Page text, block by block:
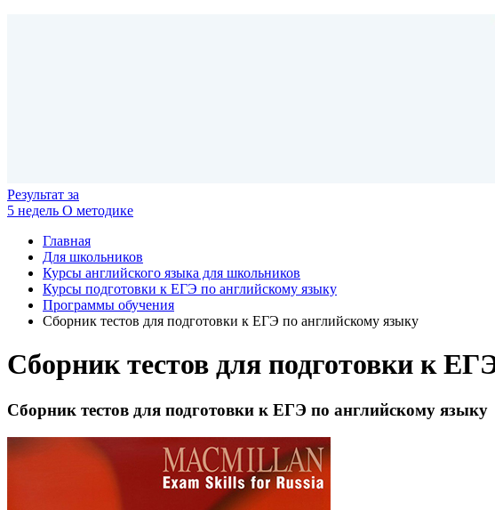
Результат за
5 недель О методике
Главная
Для школьников
Курсы английского языка для школьников
Курсы подготовки к ЕГЭ по английскому языку
Программы обучения
Сборник тестов для подготовки к ЕГЭ по английскому языку
Сборник тестов для подготовки к
Сборник тестов для подготовки к ЕГЭ по английскому языку